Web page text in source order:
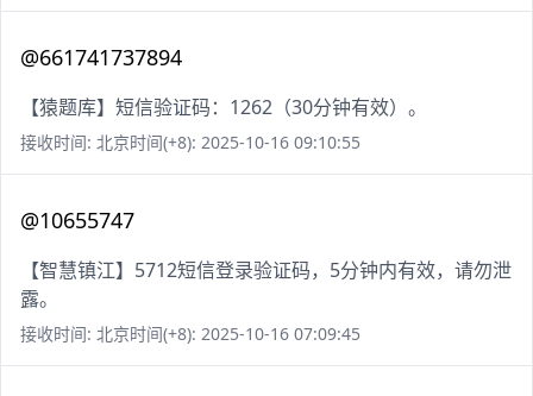
@661741737894
【猿题库】短信验证码：1262（30分钟有效）。
接收时间: 北京时间(+8): 2025-10-16 09:10:55
@10655747
【智慧镇江】5712短信登录验证码，5分钟内有效，请勿泄
露。
接收时间: 北京时间(+8): 2025-10-16 07:09:45